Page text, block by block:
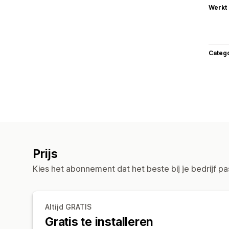
Werkt
Prijs
Kies het abonnement dat het beste bij je bedrijf
Altijd GRATIS
Gratis te installeren